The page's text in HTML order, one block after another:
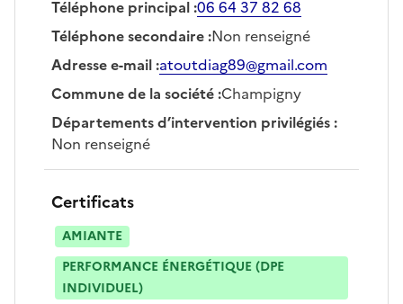
Téléphone principal:06 64 37 82 68
Téléphone secondaire:Non renseigné
Adresse e-mail:atoutdiag89@gmail.com
Commune de la société:Champigny
Départements d’intervention privilégiés:
Non renseigné
Certificats
AMIANTE
PERFORMANCE ÉNERGÉTIQUE (DPE
INDIVIDUEL)